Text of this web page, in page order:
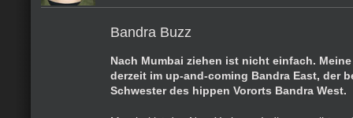
Bandra Buzz
Nach Mumbai ziehen ist nicht einfach.
derzeit im up-and-coming Bandra East, der
Schwester des hippen Vororts Bandra West.